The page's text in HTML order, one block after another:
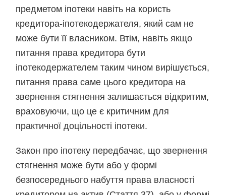
предметом іпотеки навіть на користь
кредитора-іпотекодержателя, який сам не
може бути її власником. Втім, навіть якщо
питання права кредитора бути
іпотекодержателем таким чином вирішується,
питання права саме цього кредитора на
звернення стягнення залишається відкритим,
враховуючи, що це є критичним для
практичної доцільності іпотеки.
Закон про іпотеку передбачає, що звернення
стягнення може бути або у формі
безпосереднього набуття права власності